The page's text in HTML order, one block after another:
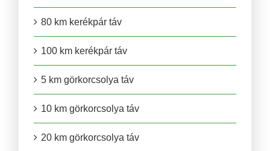
80 km kerékpár táv
100 km kerékpár táv
5 km görkorcsolya táv
10 km görkorcsolya táv
20 km görkorcsolya táv